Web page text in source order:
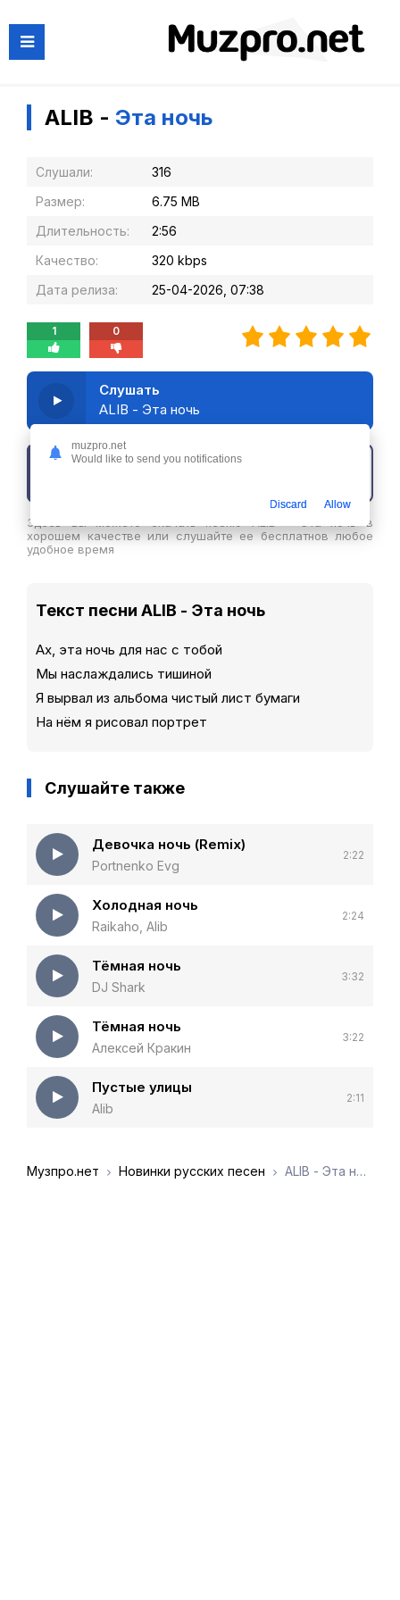
ALIB - Эта ночь
Слушали:
316
Размер:
6.75 MB
Длительность:
2:56
Качество:
320 kbps
Дата релиза:
25-04-2026, 07:38
1 0
Слушать
ALIB - Эта ночь
Здесь вы можете скачать песню ALIB - Эта ночь в
хорошем качестве или слушайте ее бесплатнов любое
удобное время
Текст песни ALIB - Эта ночь
Ах, эта ночь для нас с тобой
Мы наслаждались тишиной
Я вырвал из альбома чистый лист бумаги
На нём я рисовал портрет
Слушайте также
Девочка ночь (Remix)
Portnenko Evg
2:22
Холодная ночь
Raikaho, Alib
2:24
Тёмная ночь
DJ Shark
3:32
Тёмная ночь
Алексей Кракин
3:22
Пустые улицы
Alib
2:11
Музпро.нет Новинки русских песен ALIB - Эта ночь
muzpro.net
Would like to send you notifications
Discard Allow